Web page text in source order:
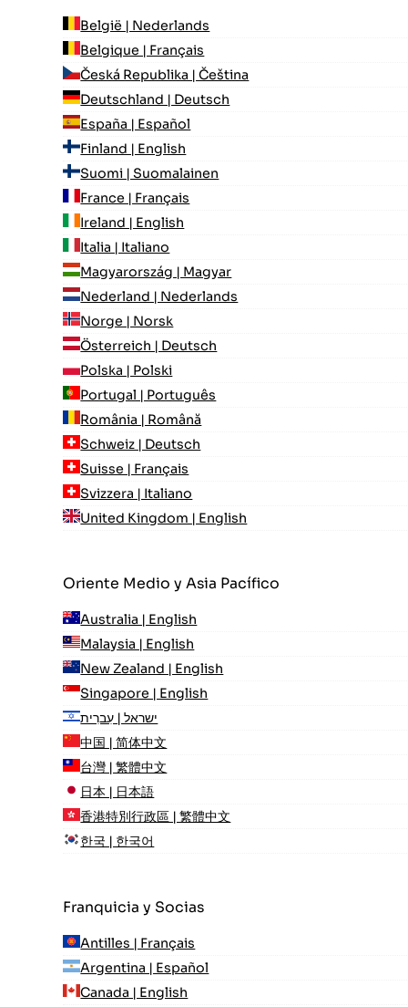
België | Nederlands
Belgique | Français
Česká Republika | Čeština
Deutschland | Deutsch
España | Español
Finland | English
Suomi | Suomalainen
France | Français
Ireland | English
Italia | Italiano
Magyarország | Magyar
Nederland | Nederlands
Norge | Norsk
Österreich | Deutsch
Polska | Polski
Portugal | Português
România | Română
Schweiz | Deutsch
Suisse | Français
Svizzera | Italiano
United Kingdom | English
Oriente Medio y Asia Pacífico
Australia | English
Malaysia | English
New Zealand | English
Singapore | English
ישראל | עִברִית
中国 | 简体中文
台灣 | 繁體中文
日本 | 日本語
香港特別行政區 | 繁體中文
한국 | 한국어
Franquicia y Socias
Antilles | Français
Argentina | Español
Canada | English